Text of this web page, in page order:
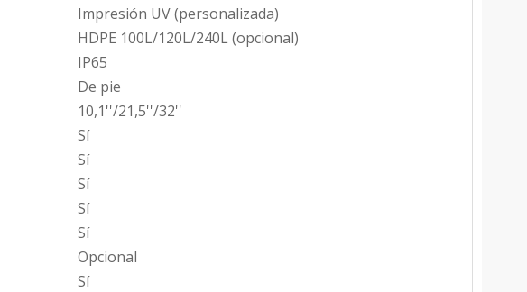
Impresión UV (personalizada)
HDPE 100L/120L/240L (opcional)
IP65
De pie
10,1''/21,5''/32''
Sí
Sí
Sí
Sí
Sí
Opcional
Sí